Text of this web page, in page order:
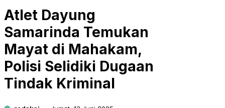
Atlet Dayung
Samarinda Temukan
Mayat di Mahakam,
Polisi Selidiki Dugaan
Tindak Kriminal